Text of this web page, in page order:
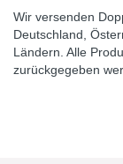
Wir versenden
Deutschland,
Ländern. Alle
zurückgegeben